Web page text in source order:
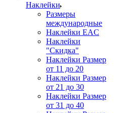
Наклейки
Размеры
международные
Наклейки EAC
Наклейки
"Скидка"
Наклейки Размер
от 11 до 20
Наклейки Размер
от 21 до 30
Наклейки Размер
от 31 до 40